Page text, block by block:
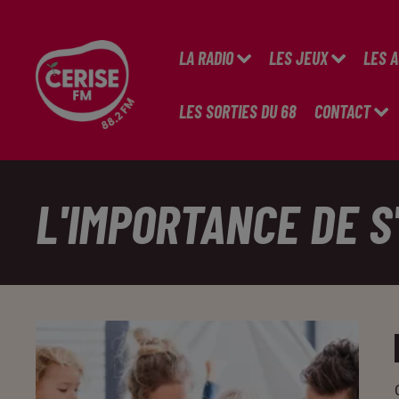
LA RADIO LES JEUX LES
LES SORTIES DU 68 CONTACT
L'IMPORTANCE DE